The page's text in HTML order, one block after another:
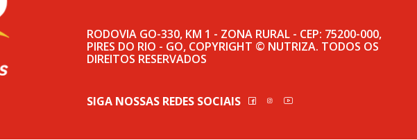
RODOVIA GO-330, KM 1 - ZONA RURAL - CEP: 75200-000,
PIRES DO RIO - GO, COPYRIGHT © NUTRIZA. TODOS OS
DIREITOS RESERVADOS
SIGA NOSSAS REDES SOCIAIS